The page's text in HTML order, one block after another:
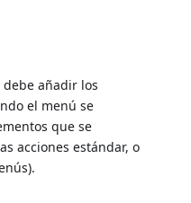
debe añadir los
el menú se
que se
acciones estándar, o